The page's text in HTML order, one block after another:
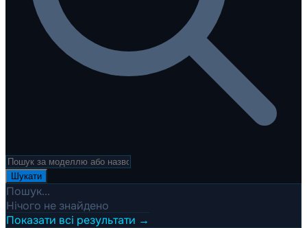
Шукати
Пошук...
Нічого не знайдено
Показати всі результати →